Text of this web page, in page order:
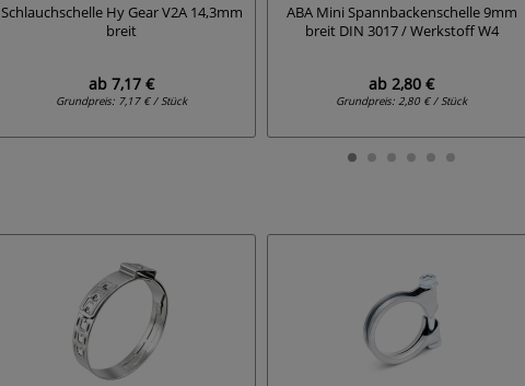
Schlauchschelle Hy Gear V2A 14,3mm
breit
ab 7,17 €
Grundpreis: 7,17 € / Stück
ABA Mini Spannbackenschelle 9mm
breit DIN 3017 / Werkstoff W4
ab 2,80 €
Grundpreis: 2,80 € / Stück